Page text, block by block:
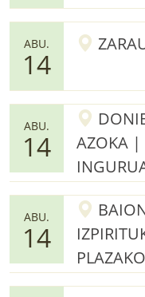
ABU.
14
ABU.
14
AZOKA |
ABU.
14